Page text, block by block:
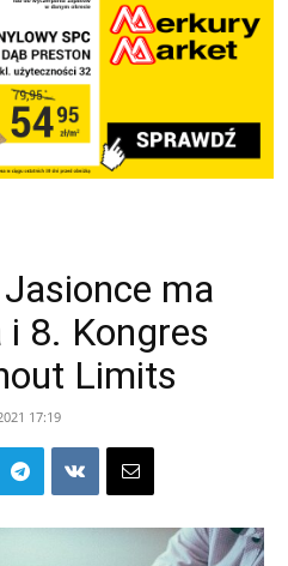
ma
8. Kongres
Limits
17:19